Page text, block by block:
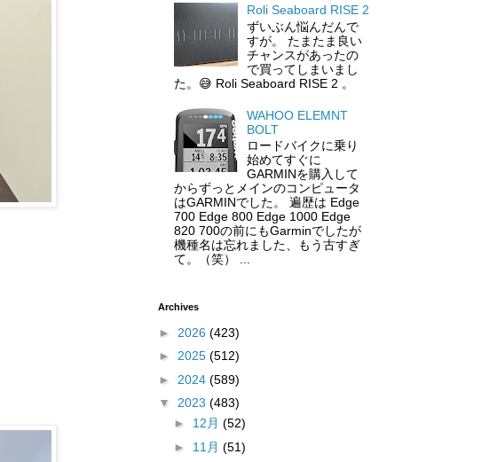
Roli Seaboard RISE 2
ずいぶん悩んだんで
すが。 たまたま良い
チャンスがあったの
で買ってしまいまし
た。😅 Roli Seaboard RISE 2 。
WAHOO ELEMNT
BOLT
ロードバイクに乗り
始めてすぐに
GARMINを購入して
からずっとメインのコンピュータ
はGARMINでした。 遍歴は Edge
700 Edge 800 Edge 1000 Edge
820 700の前にもGarminでしたが
機種名は忘れました、もう古すぎ
て。（笑） ...
Archives
► 2026 (423)
► 2025 (512)
► 2024 (589)
▼ 2023 (483)
► 12月 (52)
► 11月 (51)